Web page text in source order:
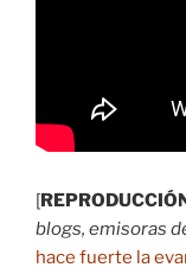
[
blogs, emisoras
hace fuerte la